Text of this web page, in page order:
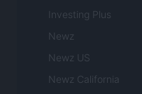
Investing Plus
Newz
Newz US
Newz California